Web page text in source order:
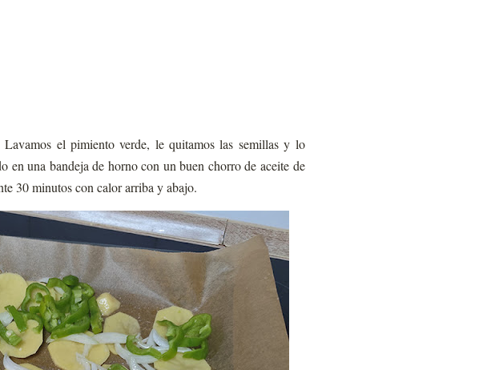
Lavamos el pimiento verde, le quitamos las semillas y lo
en una bandeja de horno con un buen chorro de aceite de
30 minutos con calor arriba y abajo.